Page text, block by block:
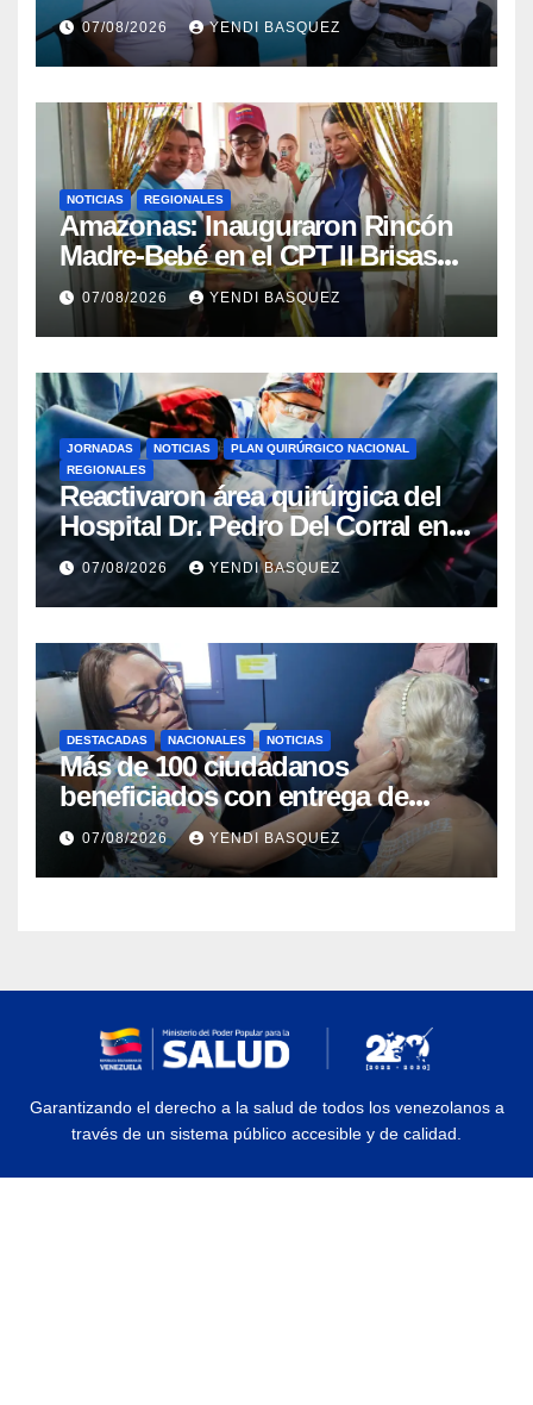
la reinauguración del CDI La
Mora
07/08/2026 YENDI BASQUEZ
NOTICIAS REGIONALES
​Amazonas: Inauguraron Rincón
Madre-Bebé en el CPT II Brisas
del Aeropuerto ​Inauguraron
Rincón
07/08/2026 YENDI BASQUEZ
JORNADAS NOTICIAS
PLAN QUIRÚRGICO NACIONAL
REGIONALES
Reactivaron área quirúrgica del
Hospital Dr. Pedro Del Corral en
Guárico
07/08/2026 YENDI BASQUEZ
DESTACADAS NACIONALES NOTICIAS
Más de 100 ciudadanos
beneficiados con entrega de
prótesis auditivas en el Centro de
Rehabilitación J.J. Arvelo
07/08/2026 YENDI BASQUEZ
Garantizando el derecho a la salud de todos los venezolanos a
través de un sistema público accesible y de calidad.